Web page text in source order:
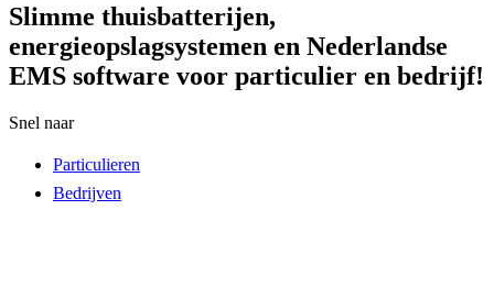
Slimme thuisbatterijen,
energieopslagsystemen en Nederlandse
EMS software voor particulier en bedrijf!
Snel naar
Particulieren
Bedrijven